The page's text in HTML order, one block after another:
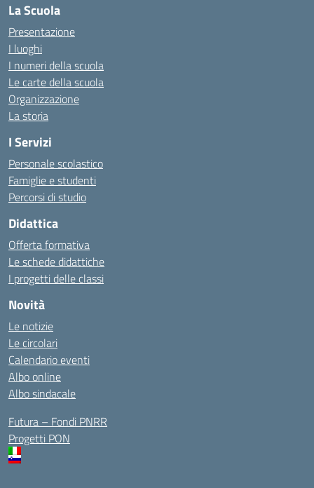
La Scuola
Presentazione
I luoghi
I numeri della scuola
Le carte della scuola
Organizzazione
La storia
I Servizi
Personale scolastico
Famiglie e studenti
Percorsi di studio
Didattica
Offerta formativa
Le schede didattiche
I progetti delle classi
Novità
Le notizie
Le circolari
Calendario eventi
Albo online
Albo sindacale
Futura – Fondi PNRR
Progetti PON